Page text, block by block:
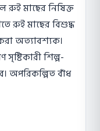
রুই মাছের নিষিক্ত
রুই মাছের বিশুদ্ধ
অত্যাবশ্যক।
সৃষ্টিকারী শিল্প-
অপরিকল্পিত বাঁধ